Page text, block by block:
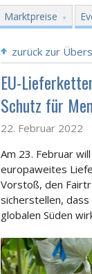
Marktpreise
zurück zur
EU-
Schutz für
22. Februar 2022
Am 23. Februar
europaweites
Vorstoß, den
sicherstellen, dass
globalen Süden